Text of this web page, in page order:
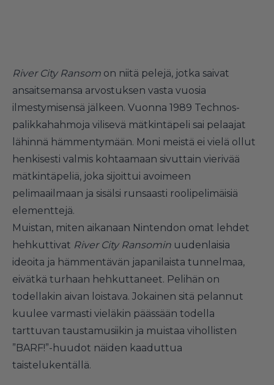
River City Ransom on niitä pelejä, jotka saivat
ansaitsemansa arvostuksen vasta vuosia
ilmestymisensä jälkeen. Vuonna 1989 Technos-
palikkahahmoja vilisevä mätkintäpeli sai pelaajat
lähinnä hämmentymään. Moni meistä ei vielä ollut
henkisesti valmis kohtaamaan sivuttain vierivää
mätkintäpeliä, joka sijoittui avoimeen
pelimaailmaan ja sisälsi runsaasti roolipelimäisiä
elementtejä.
Muistan, miten aikanaan Nintendon omat lehdet
hehkuttivat River City Ransomin uudenlaisia
ideoita ja hämmentävän japanilaista tunnelmaa,
eivätkä turhaan hehkuttaneet. Pelihän on
todellakin aivan loistava. Jokainen sitä pelannut
kuulee varmasti vieläkin päässään todella
tarttuvan taustamusiikin ja muistaa vihollisten
”BARF!”-huudot näiden kaaduttua
taistelukentällä.